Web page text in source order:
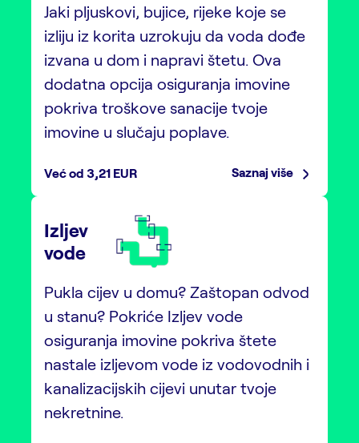
Jaki pljuskovi, bujice, rijeke koje se
izliju iz korita uzrokuju da voda dođe
izvana u dom i napravi štetu. Ova
dodatna opcija osiguranja imovine
pokriva troškove sanacije tvoje
imovine u slučaju poplave.
Već od 3,21 EUR Saznaj više
Izljev
vode
Pukla cijev u domu? Zaštopan odvod
u stanu? Pokriće Izljev vode
osiguranja imovine pokriva štete
nastale izljevom vode iz vodovodnih i
kanalizacijskih cijevi unutar tvoje
nekretnine.